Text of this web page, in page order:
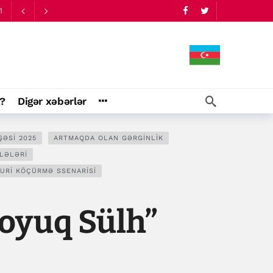
Digər xəbərlər
2025 ARTMAQDA OLAN GƏRGINLIK
KÖÇÜRMƏ SSENARISI
Sülh”